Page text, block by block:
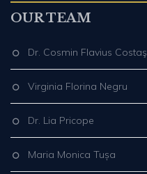
OUR TEAM
Dr. Cosmin Flavius Costaş
Virginia Florina Negru
Dr. Lia Pricope
Maria Monica Tușa